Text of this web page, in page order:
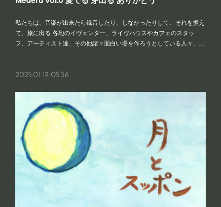
私たちは、音楽が出来たら録音したり、しなかったりして、それを携え
て、旅に出る 各地のイヴェンター、ライヴハウスやカフェのスタッ
フ、アーティスト達、その他諸々面白い場を作ろうとしている人々、…
2025.01.19 05:36